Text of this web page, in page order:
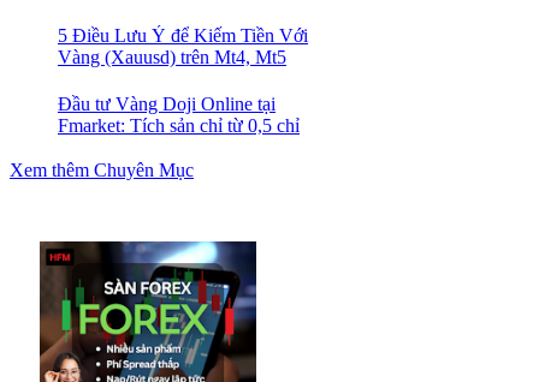
5 Điều Lưu Ý để Kiếm Tiền Với
Vàng (Xauusd) trên Mt4, Mt5
Đầu tư Vàng Doji Online tại
Fmarket: Tích sản chỉ từ 0,5 chỉ
Xem thêm Chuyên Mục